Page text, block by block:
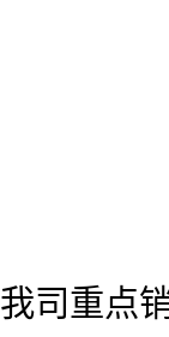
司重点